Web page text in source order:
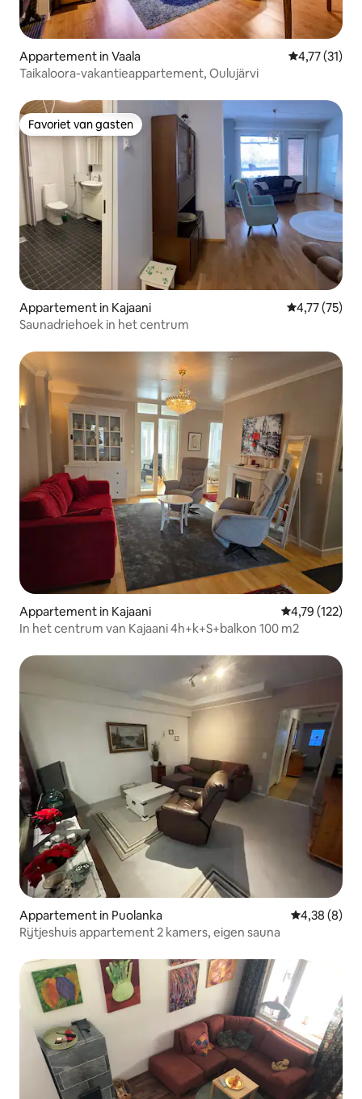
Appartement in Vaala Gemiddelde
4,77 (31)
Taikaloora-vakantieappartement, Oulujärvi
Favoriet van gasten
Favoriet van gasten
Appartement in Kajaani Gemiddelde
4,77 (75)
Saunadriehoek in het centrum
Appartement in Kajaani Gemiddelde
4,79 (122)
In het centrum van Kajaani 4h+k+S+balkon 100 m2
Appartement in Puolanka Gemiddelde
4,38 (8)
Rijtjeshuis appartement 2 kamers, eigen sauna